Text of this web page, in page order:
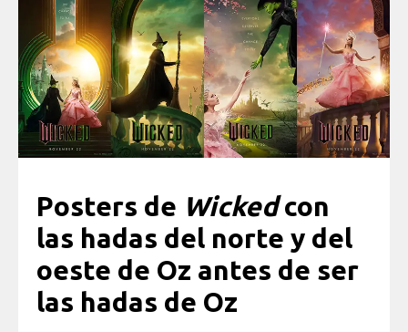
Posters de Wickedcon
las hadas del norte y del
oeste de Oz antes de ser
las hadas de Oz